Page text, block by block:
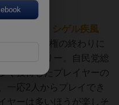
of 自民 シゲル疾風
た石破政権の終わりに
ンストーリー。自民党総
く獲得したプレイヤーの
一応2人からプレイでき
ヤーは多いほうが楽しそ